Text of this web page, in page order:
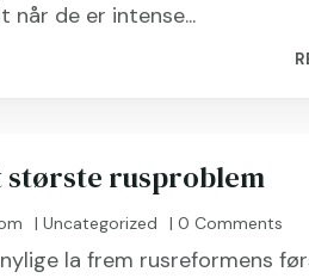
når de er intense...
rusproblem
|Uncategorized | 0 Comments
la frem rusreformens